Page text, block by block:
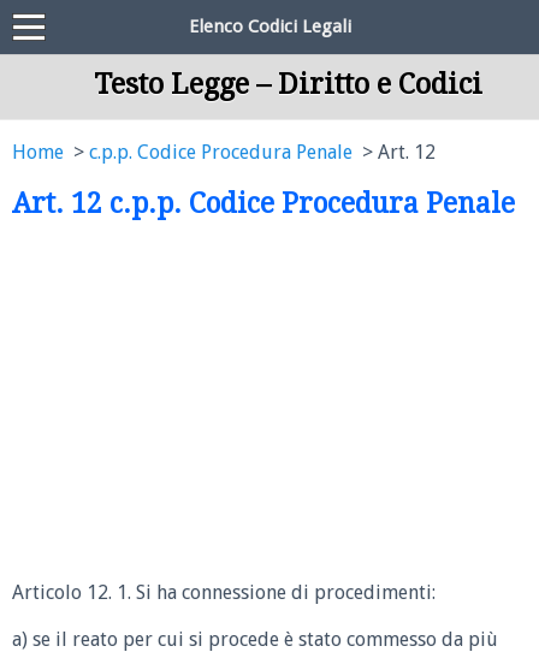
Elenco Codici Legali
Testo Legge – Diritto e Codici
Home c.p.p. Codice Procedura Penale Art. 12
Art. 12 c.p.p. Codice Procedura Penale
Articolo 12. 1. Si ha connessione di procedimenti:
a) se il reato per cui si procede è stato commesso da più